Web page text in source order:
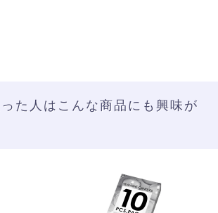
た人はこんな商品にも興味が